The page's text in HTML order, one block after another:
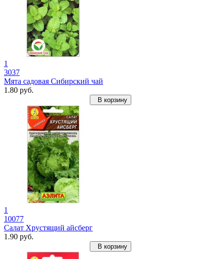
1
3037
Мята садовая Сибирский чай
1.80 руб.
В корзину
1
10077
Салат Хрустящий айсберг
1.90 руб.
В корзину